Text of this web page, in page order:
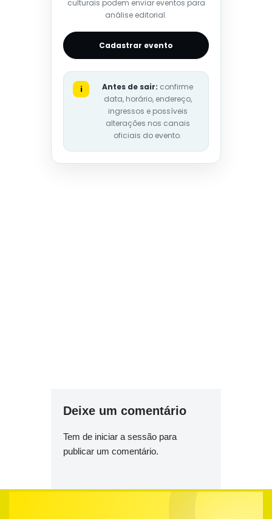
culturais podem enviar eventos para
análise editorial.
Cadastrar evento
i Antes de sair: confirme
data, horário, endereço,
ingressos e possíveis
alterações nos canais
oficiais do evento.
Deixe um comentário
Tem de iniciar a sessão para
publicar um comentário.